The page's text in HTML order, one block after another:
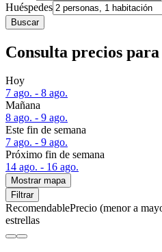
Huéspedes
Buscar
Consulta precios para
Hoy
7 ago. - 8 ago.
Mañana
8 ago. - 9 ago.
Este fin de semana
7 ago. - 9 ago.
Próximo fin de semana
14 ago. - 16 ago.
Mostrar mapa
Filtrar
RecomendablePrecio (menor a
estrellas